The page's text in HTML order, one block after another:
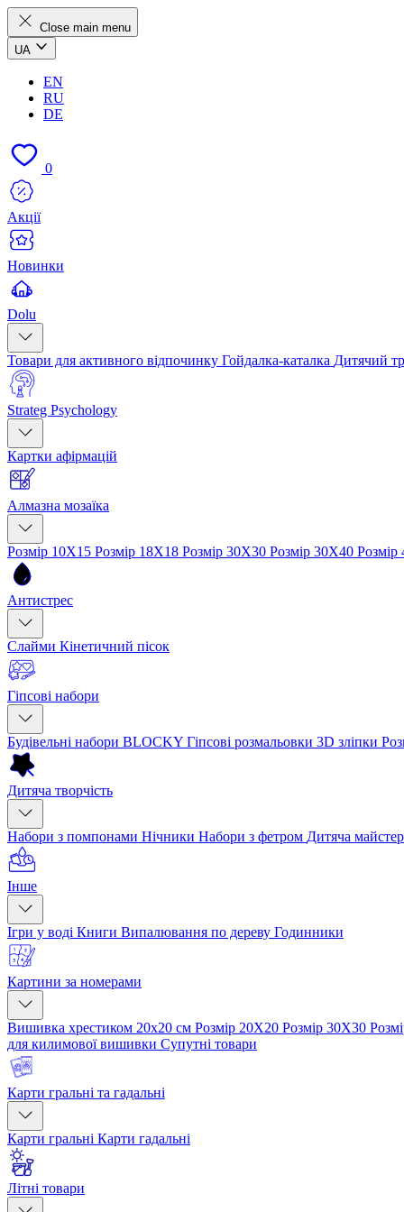
Close main menu
UA
EN
RU
DE
0
Акції
Новинки
Dolu
Товари для активного відпочинку Гойдалка-каталка Дитячий
Strateg Psychology
Картки афірмацій
Алмазна мозаїка
Розмір 10Х15 Розмір 18Х18 Розмір 30Х30 Розмір 30Х40
Антистрес
Слайми Кінетичний пісок
Гіпсові набори
Будівельні набори BLOCKY Гіпсові розмальовки 3D зліпки
Дитяча творчість
Набори з помпонами Нічники Набори з фетром Дитяча
Інше
Ігри у воді Книги Випалювання по дереву Годинники
Картини за номерами
Вишивка хрестиком 20х20 см Розмір 20Х20 Розмір 30Х30
для килимової вишивки Супутні товари
Карти гральні та гадальні
Карти гральні Карти гадальні
Літні товари